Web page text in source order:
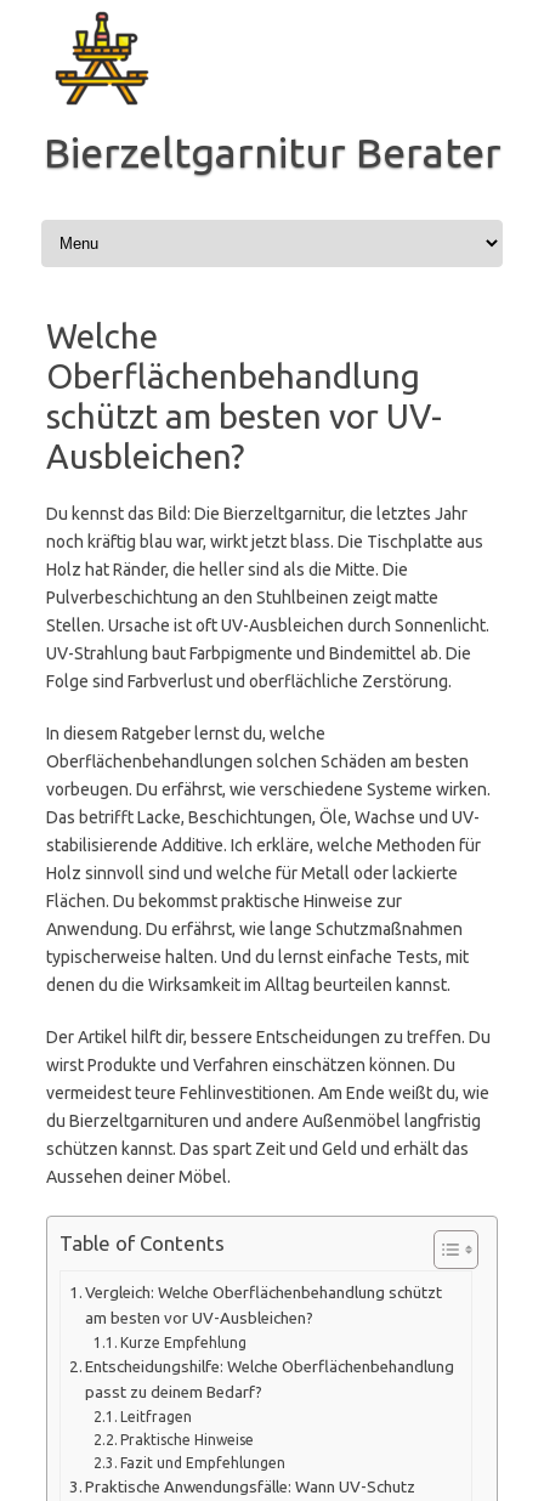
springen
Bierzeltgarnitur Berater
Welche
Oberflächenbehandlung
schützt am besten vor UV-
Ausbleichen?
Du kennst das Bild: Die Bierzeltgarnitur, die letztes Jahr
noch kräftig blau war, wirkt jetzt blass. Die Tischplatte aus
Holz hat Ränder, die heller sind als die Mitte. Die
Pulverbeschichtung an den Stuhlbeinen zeigt matte
Stellen. Ursache ist oft UV-Ausbleichen durch Sonnenlicht.
UV-Strahlung baut Farbpigmente und Bindemittel ab. Die
Folge sind Farbverlust und oberflächliche Zerstörung.
In diesem Ratgeber lernst du, welche
Oberflächenbehandlungen solchen Schäden am besten
vorbeugen. Du erfährst, wie verschiedene Systeme wirken.
Das betrifft Lacke, Beschichtungen, Öle, Wachse und UV-
stabilisierende Additive. Ich erkläre, welche Methoden für
Holz sinnvoll sind und welche für Metall oder lackierte
Flächen. Du bekommst praktische Hinweise zur
Anwendung. Du erfährst, wie lange Schutzmaßnahmen
typischerweise halten. Und du lernst einfache Tests, mit
denen du die Wirksamkeit im Alltag beurteilen kannst.
Der Artikel hilft dir, bessere Entscheidungen zu treffen. Du
wirst Produkte und Verfahren einschätzen können. Du
vermeidest teure Fehlinvestitionen. Am Ende weißt du, wie
du Bierzeltgarnituren und andere Außenmöbel langfristig
schützen kannst. Das spart Zeit und Geld und erhält das
Aussehen deiner Möbel.
Table of Contents
Vergleich: Welche Oberflächenbehandlung schützt
am besten vor UV-Ausbleichen?
Kurze Empfehlung
Entscheidungshilfe: Welche Oberflächenbehandlung
passt zu deinem Bedarf?
Leitfragen
Praktische Hinweise
Fazit und Empfehlungen
Praktische Anwendungsfälle: Wann UV-Schutz